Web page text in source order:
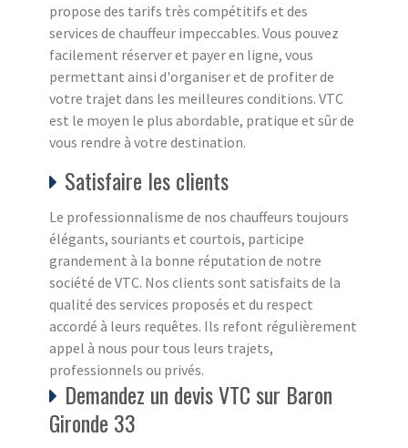
propose des tarifs très compétitifs et des
services de chauffeur impeccables. Vous pouvez
facilement réserver et payer en ligne, vous
permettant ainsi d'organiser et de profiter de
votre trajet dans les meilleures conditions. VTC
est le moyen le plus abordable, pratique et sûr de
vous rendre à votre destination.
Satisfaire les clients
Le professionnalisme de nos chauffeurs toujours
élégants, souriants et courtois, participe
grandement à la bonne réputation de notre
société de VTC. Nos clients sont satisfaits de la
qualité des services proposés et du respect
accordé à leurs requêtes. Ils refont régulièrement
appel à nous pour tous leurs trajets,
professionnels ou privés.
Demandez un devis VTC sur Baron
Gironde 33